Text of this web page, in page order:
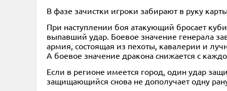
В фазе зачистки игроки забирают в руку
При наступлении боя атакующий бросает
выпавший удар. Боевое значение генерала
армия, состоящая из пехоты, кавалерии и
А боевое значение дракона снижается с
Если в регионе имеется город, один удар
защищающийся снова не дополучает одну